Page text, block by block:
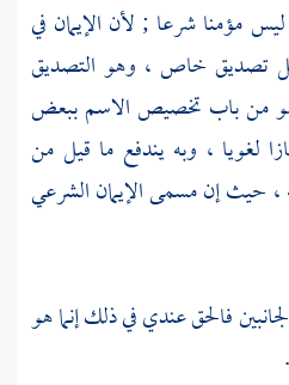
مؤمنا شرعا ; لأن الإيمان في
تصديق خاص ، وهو التصديق
هو من باب تخصيص الاسم ببعض
لغويا ، وبه يندفع ما قيل من
، حيث إن مسمى الإيمان الشرعي
فالحق عندي في ذلك إنما هو